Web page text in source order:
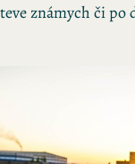
známych či